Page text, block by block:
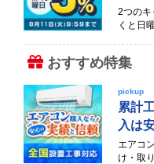
2つのキ
くと日
おすすめ特集
pickup
累計
入は
エアコ
け・取